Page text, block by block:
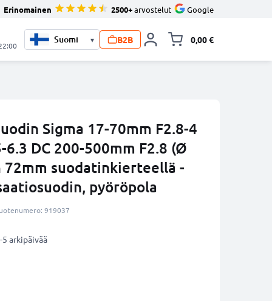
Erinomainen 2500+arvostelut Google
▾ B2B 0,00 €
Sigma 17-70mm F2.8-4
6.3 DC 200-500mm F2.8 (Ø
suodatinkierteellä -
pyöröpola
919037
arkipäivää